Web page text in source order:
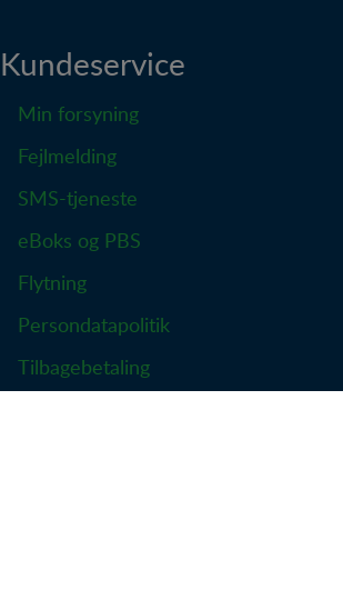
Kundeservice
Min forsyning
Fejlmelding
SMS-tjeneste
eBoks og PBS
Flytning
Persondatapolitik
Tilbagebetaling